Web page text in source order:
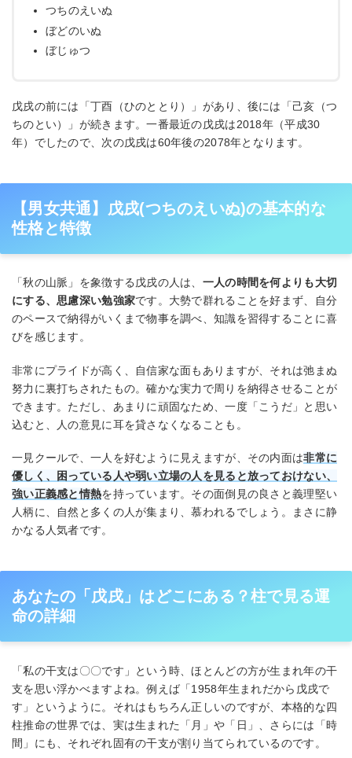
つちのえいぬ
ぼどのいぬ
ぼじゅつ
戊戌の前には「丁酉（ひのととり）」があり、後には「己亥（つ
ちのとい）」が続きます。一番最近の戊戌は2018年（平成30
年）でしたので、次の戊戌は60年後の2078年となります。
【男女共通】戊戌(つちのえいぬ)の基本的な
性格と特徴
「秋の山脈」を象徴する戊戌の人は、 一人の時間を何よりも大切
にする、思慮深い勉強家です。大勢で群れることを好まず、自分
のペースで納得がいくまで物事を調べ、知識を習得することに喜
びを感じます。
非常にプライドが高く、自信家な面もありますが、それは弛まぬ
努力に裏打ちされたもの。確かな実力で周りを納得させることが
できます。ただし、あまりに頑固なため、一度「こうだ」と思い
込むと、人の意見に耳を貸さなくなることも。
一見クールで、一人を好むように見えますが、その内面は非常に
優しく、困っている人や弱い立場の人を見ると放っておけない、
強い正義感と情熱を持っています。その面倒見の良さと義理堅い
人柄に、自然と多くの人が集まり、慕われるでしょう。まさに静
かなる人気者です。
あなたの「戊戌」はどこにある？柱で見る運
命の詳細
「私の干支は〇〇です」という時、ほとんどの方が生まれ年の干
支を思い浮かべますよね。例えば「1958年生まれだから戊戌で
す」というように。それはもちろん正しいのですが、本格的な四
柱推命の世界では、実は生まれた「月」や「日」、さらには「時
間」にも、それぞれ固有の干支が割り当てられているのです。